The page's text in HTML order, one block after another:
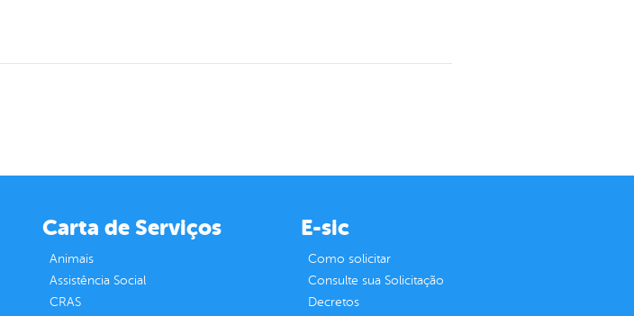
Carta de Serviços
Animais
Assistência Social
CRAS
E-sic
Como solicitar
Consulte sua Solicitação
Decretos